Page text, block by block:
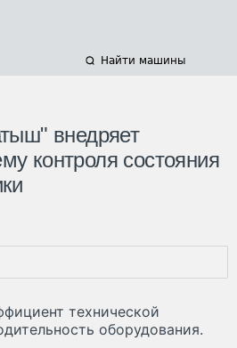
Найти машины
внедряет
контроля состояния
технической
оборудования.